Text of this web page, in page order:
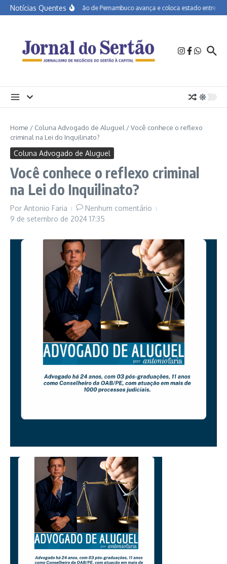
Ir para o conteúdo
Notícias QuentesEducação de Pernambuco avança e coloca estado entre os
Home / Coluna Advogado de Aluguel /Você conhece o reflexo
criminal na Lei do Inquilinato?
Coluna Advogado de Aluguel
Você conhece o reflexo criminal
na Lei do Inquilinato?
Por Antonio Faria
Nenhum comentário
9 de setembro de 2024 17:35